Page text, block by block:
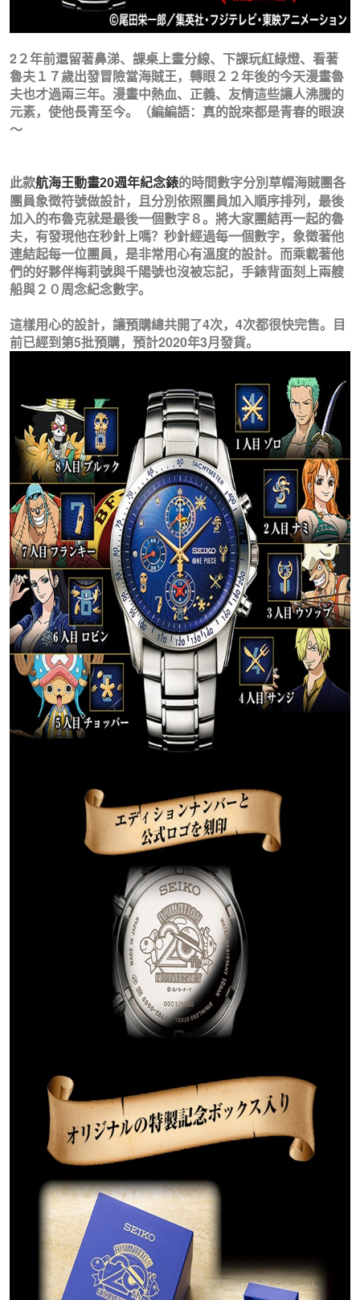
2２年前還留著鼻涕、課桌上畫分線、下課玩紅綠燈、看著
魯夫１７歲出發冒險當海賊王，轉眼２２年後的今天漫畫魯
夫也才過兩三年。漫畫中熱血、正義、友情這些讓人沸騰的
元素，使他長青至今。（編編語：真的說來都是青春的眼淚
～
此款航海王動畫20週年紀念錶的時間數字分別草帽海賊團各
團員象徵符號做設計，且分別依照團員加入順序排列，最後
加入的布魯克就是最後一個數字８。將大家團結再一起的魯
夫，有發現他在秒針上嗎？秒針經過每一個數字，象徵著他
連結起每一位團員，是非常用心有溫度的設計。而乘載著他
們的好夥伴梅莉號與千陽號也沒被忘記， 手錶背面刻上兩艘
船與２０周念紀念數字。
這樣用心的設計，讓預購總共開了4次，4次都很快完售。目
前已經到第5批預購，預計2020年3月發貨。